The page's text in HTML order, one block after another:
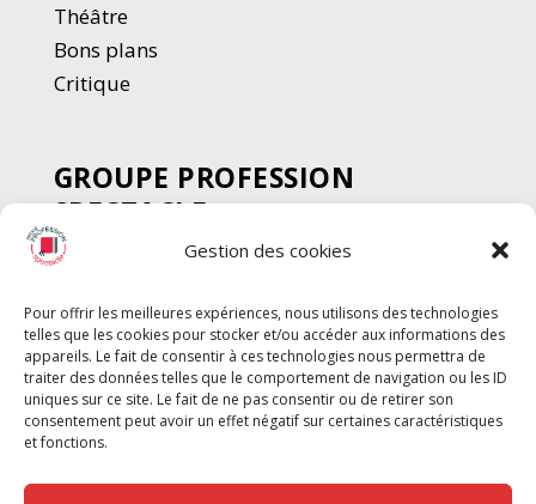
Gestion des cookies
Pour offrir les meilleures expériences, nous utilisons des technologies
telles que les cookies pour stocker et/ou accéder aux informations des
appareils. Le fait de consentir à ces technologies nous permettra de
traiter des données telles que le comportement de navigation ou les ID
uniques sur ce site. Le fait de ne pas consentir ou de retirer son
consentement peut avoir un effet négatif sur certaines caractéristiques
et fonctions.
Théâtre
Bons plans
Critique
GROUPE PROFESSION
SPECTACLE
Chèque Intermittents
Chèque Compta
Chèque Emploi Spectacle
G-Pods
Profession Audio-visuel